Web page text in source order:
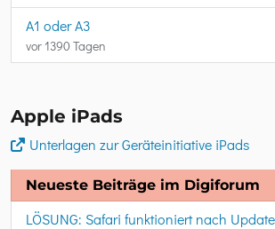
A1 oder A3
vor 1390 Tagen
Apple iPads
Unterlagen zur Geräteinitiative iPads
Neueste Beiträge im Digiforum
LÖSUNG: Safari funktioniert nach